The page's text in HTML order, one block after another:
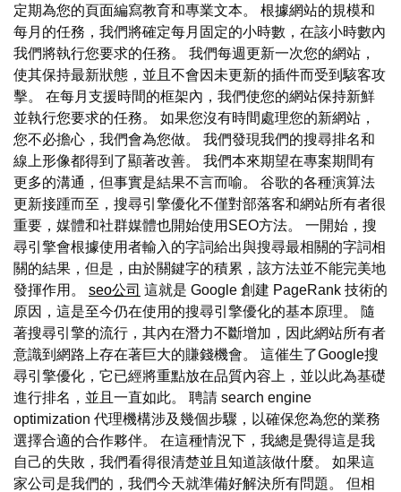
定期為您的頁面編寫教育和專業文本。 根據網站的規模和
每月的任務，我們將確定每月固定的小時數，在該小時數內
我們將執行您要求的任務。 我們每週更新一次您的網站，
使其保持最新狀態，並且不會因未更新的插件而受到駭客攻
擊。 在每月支援時間的框架內，我們使您的網站保持新鮮
並執行您要求的任務。 如果您沒有時間處理您的新網站，
您不必擔心，我們會為您做。 我們發現我們的搜尋排名和
線上形像都得到了顯著改善。 我們本來期望在專案期間有
更多的溝通，但事實是結果不言而喻。 谷歌的各種演算法
更新接踵而至，搜尋引擎優化不僅對部落客和網站所有者很
重要，媒體和社群媒體也開始使用SEO方法。 一開始，搜
尋引擎會根據使用者輸入的字詞給出與搜尋最相關的字詞相
關的結果，但是，由於關鍵字的積累，該方法並不能完美地
發揮作用。 seo公司 這就是 Google 創建 PageRank 技術的
原因，這是至今仍在使用的搜尋引擎優化的基本原理。 隨
著搜尋引擎的流行，其內在潛力不斷增加，因此網站所有者
意識到網路上存在著巨大的賺錢機會。 這催生了Google搜
尋引擎優化，它已經將重點放在品質內容上，並以此為基礎
進行排名，並且一直如此。 聘請 search engine
optimization 代理機構涉及幾個步驟，以確保您為您的業務
選擇合適的合作夥伴。 在這種情況下，我總是覺得這是我
自己的失敗，我們看得很清楚並且知道該做什麼。 如果這
家公司是我們的，我們今天就準備好解決所有問題。 但相